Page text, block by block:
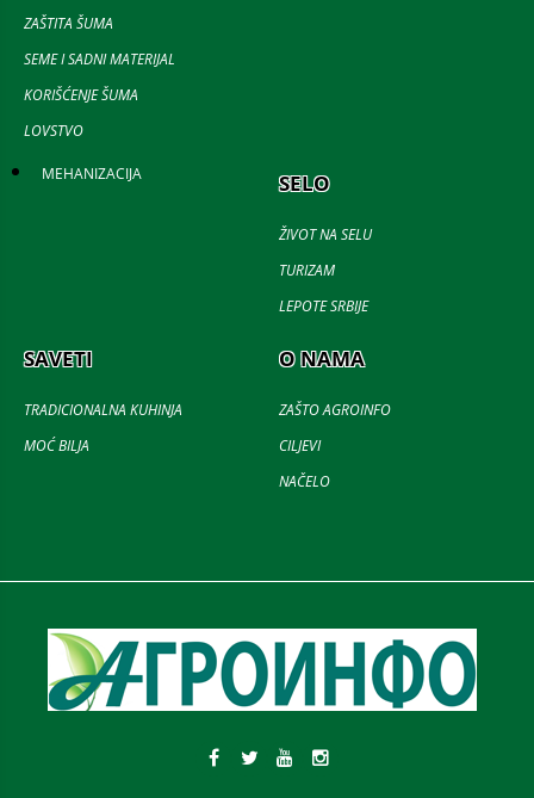
ZAŠTITA ŠUMA
SEME I SADNI MATERIJAL
KORIŠĆENJE ŠUMA
LOVSTVO
MEHANIZACIJA SELO
ŽIVOT NA SELU
TURIZAM
LEPOTE SRBIJE
SAVETI
TRADICIONALNA KUHINJA
MOĆ BILJA
O NAMA
ZAŠTO AGROINFO
CILJEVI
NAČELO